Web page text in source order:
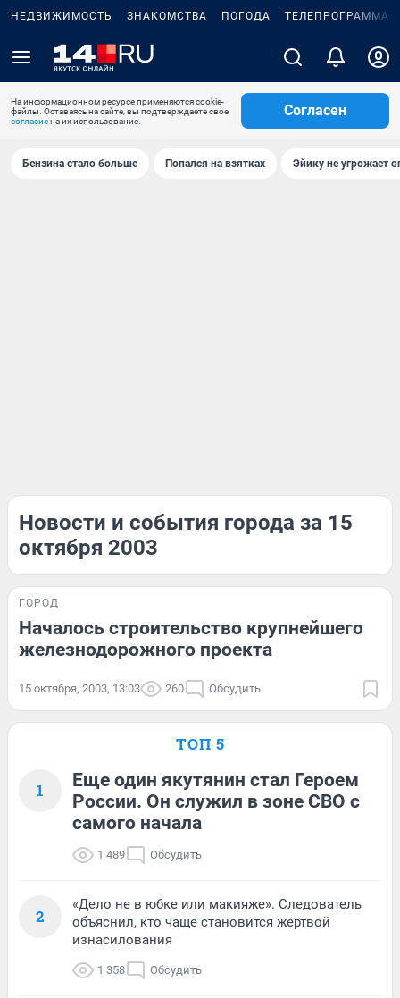
НЕДВИЖИМОСТЬ ЗНАКОМСТВА ПОГОДА ТЕЛЕПРОГРАММА
На информационном ресурсе применяются cookie-
файлы. Оставаясь на сайте, вы подтверждаете свое
согласиена их использование.
Согласен
Бензина стало больше Попался на взятках Эйику не угрожает
Новости и события города за 15
октября 2003
ГОРОД
Началось строительство крупнейшего
железнодорожного проекта
15 октября, 2003, 13:03 260 Обсудить
ТОП 5
1
Еще один якутянин стал Героем
России. Он служил в зоне СВО с
самого начала
1 489 Обсудить
2
«Дело не в юбке или макияже». Следователь
объяснил, кто чаще становится жертвой
изнасилования
1 358 Обсудить